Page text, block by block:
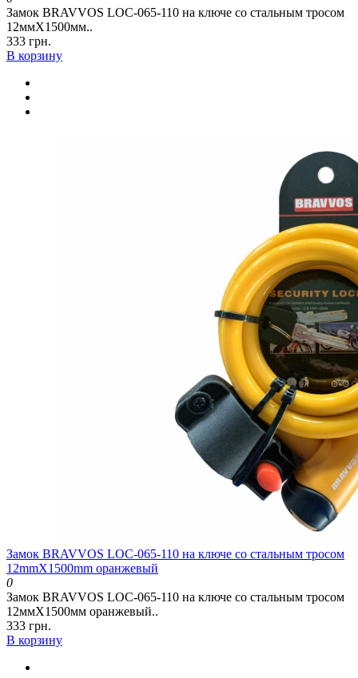
Замок BRAVVOS LOC-065-110 на ключе со стальным тросом
12ммX1500мм..
333 грн.
В корзину
Замок BRAVVOS LOC-065-110 на ключе со стальным тросом
12mmX1500mm оранжевый
0
Замок BRAVVOS LOC-065-110 на ключе со стальным тросом
12ммX1500мм оранжевый..
333 грн.
В корзину